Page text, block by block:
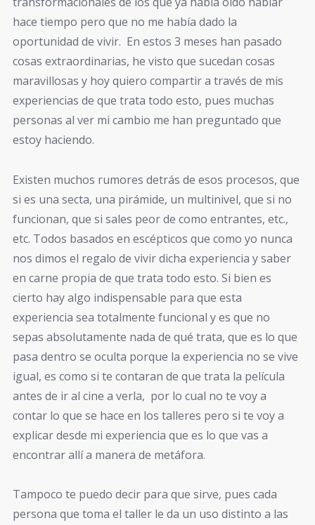
hace tiempo pero que no me había dado la
oportunidad de vivir. En estos 3 meses han pasado
cosas extraordinarias, he visto que sucedan cosas
maravillosas y hoy quiero compartir a través de mis
experiencias de que trata todo esto, pues muchas
personas al ver mi cambio me han preguntado que
estoy haciendo.
Existen muchos rumores detrás de esos procesos, que
si es una secta, una pirámide, un multinivel, que si no
funcionan, que si sales peor de como entrantes, etc.,
etc. Todos basados en escépticos que como yo nunca
nos dimos el regalo de vivir dicha experiencia y saber
en carne propia de que trata todo esto. Si bien es
cierto hay algo indispensable para que esta
experiencia sea totalmente funcional y es que no
sepas absolutamente nada de qué trata, que es lo que
pasa dentro se oculta porque la experiencia no se vive
igual, es como si te contaran de que trata la película
antes de ir al cine a verla, por lo cual no te voy a
contar lo que se hace en los talleres pero si te voy a
explicar desde mi experiencia que es lo que vas a
encontrar allí a manera de metáfora.
Tampoco te puedo decir para que sirve, pues cada
persona que toma el taller le da un uso distinto a las